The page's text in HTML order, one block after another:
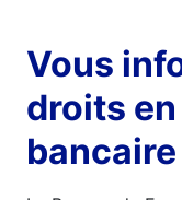
Vous
droits